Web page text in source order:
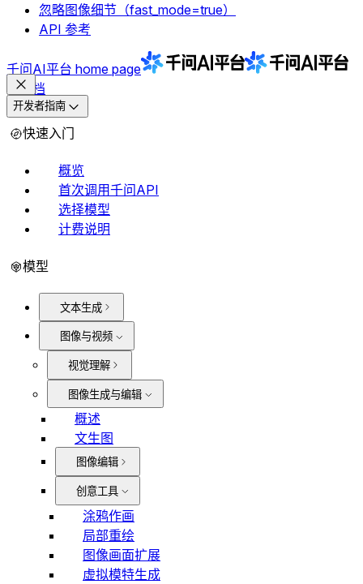
忽略图像细节（fast_mode=true）
API 参考
千问AI平台 home page
文档
开发者指南
快速入门
概览
首次调用千问API
选择模型
计费说明
模型
文本生成
图像与视频
视觉理解
图像生成与编辑
概述
文生图
图像编辑
创意工具
涂鸦作画
局部重绘
图像画面扩展
虚拟模特生成